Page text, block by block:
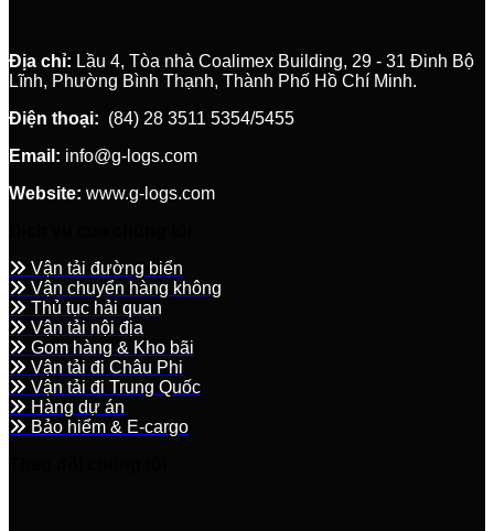
Địa chỉ: Lầu 4, Tòa nhà Coalimex Building, 29 - 31 Đinh Bộ
Lĩnh, Phường Bình Thạnh, Thành Phố Hồ Chí Minh.
Điện thoại: (84) 28 3511 5354/5455
Email: info@g-logs.com
Website: www.g-logs.com
Vận tải đường biển
Vận chuyển hàng không
Thủ tục hải quan
Vận tải nội địa
Gom hàng & Kho bãi
Vận tải đi Châu Phi
Vận tải đi Trung Quốc
Hàng dự án
Bảo hiểm & E-cargo